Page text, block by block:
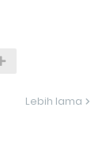
Lebih lama